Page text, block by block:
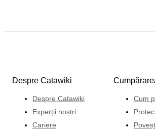
Despre Catawiki
Despre Catawiki
Experții noștri
Cariere
Cum